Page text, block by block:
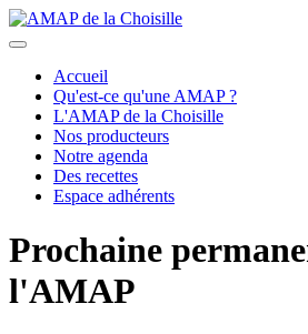
Accueil
Qu'est-ce qu'une AMAP ?
L'AMAP de la Choisille
Nos producteurs
Notre agenda
Des recettes
Espace adhérents
Prochaine
l'AMAP
précédent
suivant